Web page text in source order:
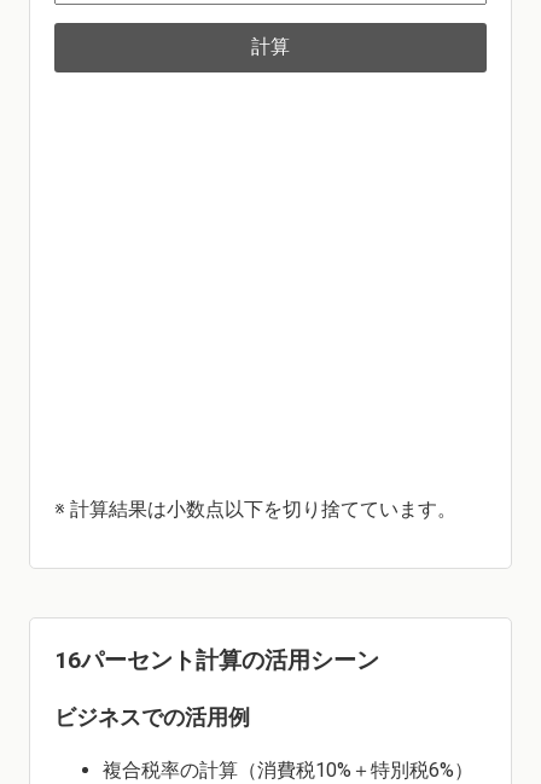
計算
※ 計算結果は小数点以下を切り捨てています。
16パーセント計算の活用シーン
ビジネスでの活用例
複合税率の計算（消費税10%＋特別税6%）